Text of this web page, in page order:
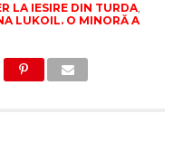
LA IESIRE DIN TURDA,
LUKOIL. O MINORĂ A